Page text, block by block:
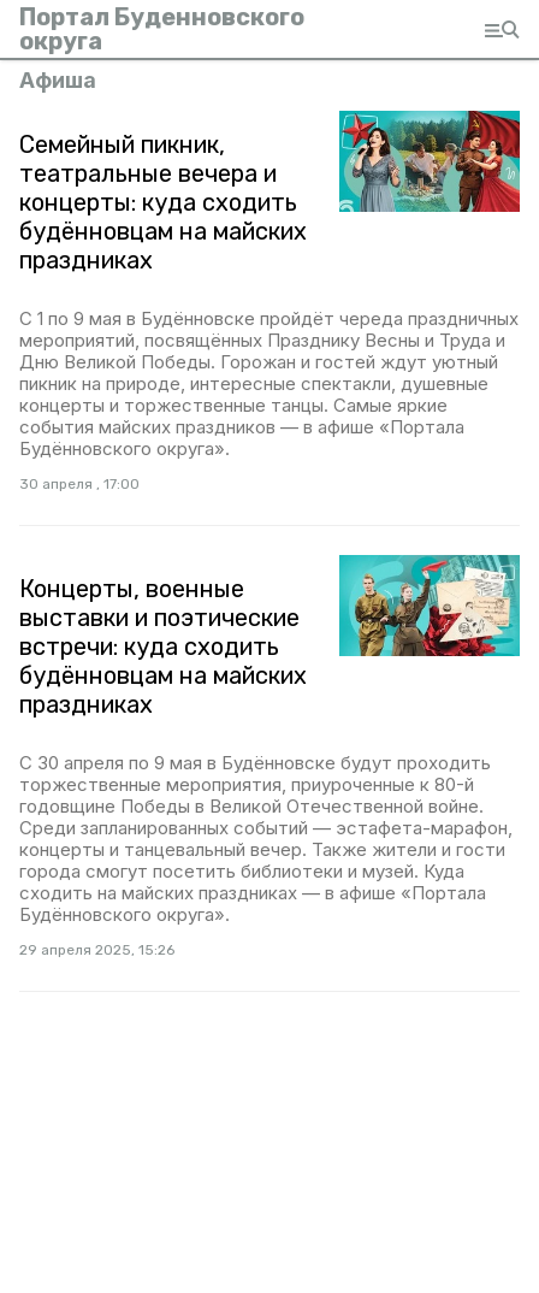
Портал Буденновского
округа
Афиша
Семейный пикник,
театральные вечера и
концерты: куда сходить
будённовцам на майских
праздниках
С 1 по 9 мая в Будённовске пройдёт череда праздничных
мероприятий, посвящённых Празднику Весны и Труда и
Дню Великой Победы. Горожан и гостей ждут уютный
пикник на природе, интересные спектакли, душевные
концерты и торжественные танцы. Самые яркие
события майских праздников — в афише «Портала
Будённовского округа».
30 апреля , 17:00
Концерты, военные
выставки и поэтические
встречи: куда сходить
будённовцам на майских
праздниках
С 30 апреля по 9 мая в Будённовске будут проходить
торжественные мероприятия, приуроченные к 80-й
годовщине Победы в Великой Отечественной войне.
Среди запланированных событий — эстафета-марафон,
концерты и танцевальный вечер. Также жители и гости
города смогут посетить библиотеки и музей. Куда
сходить на майских праздниках — в афише «Портала
Будённовского округа».
29 апреля 2025, 15:26